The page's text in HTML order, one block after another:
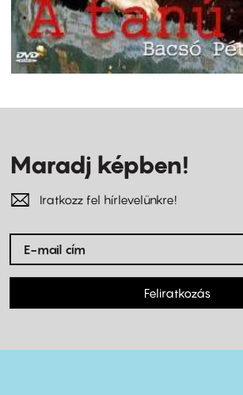
Maradj képben!
Iratkozz fel hírlevelünkre!
Feliratkozás